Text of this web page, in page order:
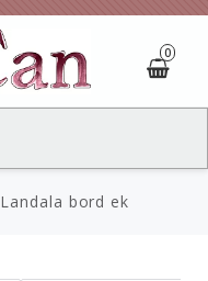
0
Landala bord ek